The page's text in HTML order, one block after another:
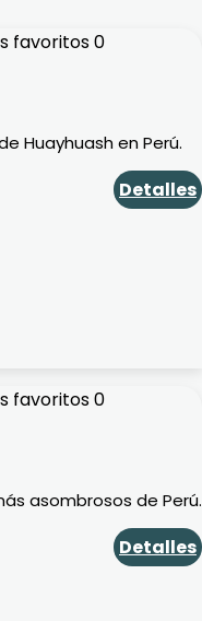
favoritos0
Huayhuash en Perú.
Detalles
favoritos0
asombrosos de Perú.
Detalles